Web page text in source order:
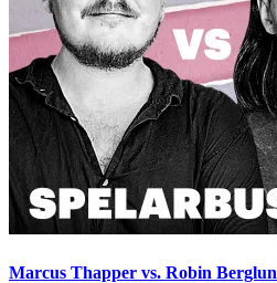
Marcus Thapper vs. Robin